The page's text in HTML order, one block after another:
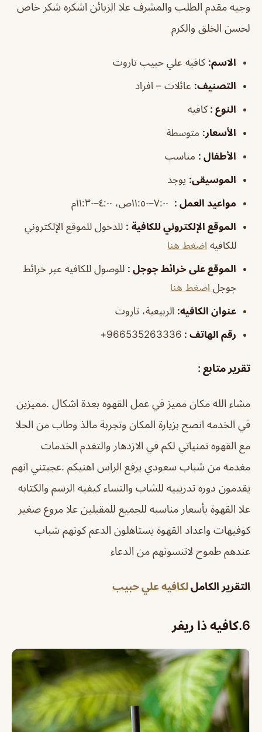
وجيه مقدم الطلب والمشرف علا الزبائن اشكره شكر خاص
لحسن الخلق والكرم
الاسم: كافيه علي حبيب تاروت
التصنيف: عائلات – افراد
النوع : كافيه
الأسعار: متوسطة
الأطفال : مناسب
الموسيقى: يوجد
مواعيد العمل :
الموقع الإلكتروني للكافية : للدخول للموقع الإلكتروني
للكافيه اضغط هنا
الموقع على خرائط جوجل : للوصول للكافيه عبر خرائط
جوجل اضغط هنا
عنوان الكافيه: الربيعية، تاروت
رقم الهاتف : 966535263336+
تقرير متابع :
مشاء الله مكان مميز في عمل القهوه بعدة اشكال .مميزين
في الخدمه انصح بزيارة المكان وتجربة مالذ وطاب من الحلا
مع القهوه تمنياتي لكم في الازدهار والتغدم الخدمات
مغدمه من شباب سعودي يرفع الراس اهنيكم .عجبتني انهم
يقدمون دوره تدريبيه للشاب والنساء كيفيه الرسم والكتابه
علا القهوة بأسعار مناسبه للجميع للمقبلين علا مروع صغير
كوفيهات واعداد القهوة يستاهلون الدعم كونهم شباب
عندهم طموح لاتنسونهم من الدعاء
التقرير الكامللكافيه علي حبيب
6. كافيه ذا ريفر